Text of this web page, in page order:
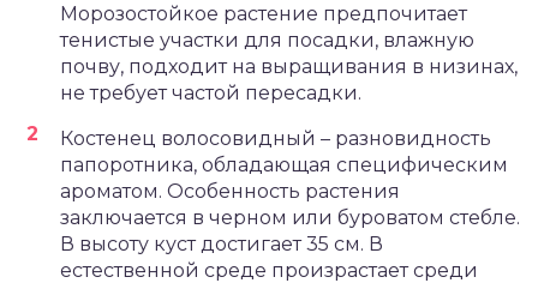
Морозостойкое растение предпочитает
тенистые участки для посадки, влажную
почву, подходит на выращивания в низинах,
не требует частой пересадки.
Костенец волосовидный – разновидность
папоротника, обладающая специфическим
ароматом. Особенность растения
заключается в черном или буроватом стебле.
В высоту куст достигает 35 см. В
естественной среде произрастает среди